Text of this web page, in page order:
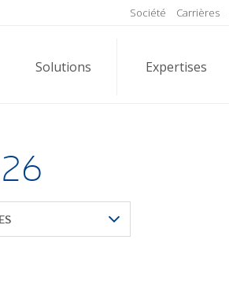
Société Carrières
Solutions Expertises